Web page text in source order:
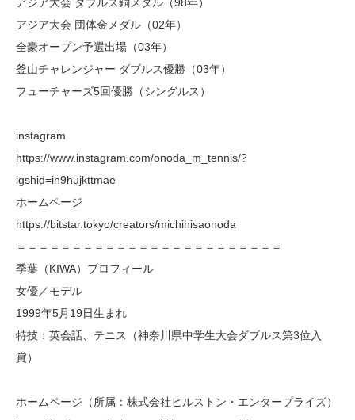
アジア大会 団体金メダル（02年）
全豪オープン予選出場（03年）
釜山チャレンジャー ダブルス優勝（03年）
フューチャーズ5回優勝（シングルス）
instagram
https://www.instagram.com/onoda_m_tennis/?
igshid=in9hujkttmae
ホームページ
https://bitstar.tokyo/creators/michihisaonoda
＝＝＝＝＝＝＝＝＝＝＝＝＝＝＝＝＝＝＝＝＝＝＝＝
季葉（KIWA）プロフィール
女優／モデル
1999年5月19日生まれ
特技：英会話、テニス（神奈川県中学生大会ダブルス第3位入
賞）
ホームページ（所属：株式会社ヒルストン・エンタープライズ）